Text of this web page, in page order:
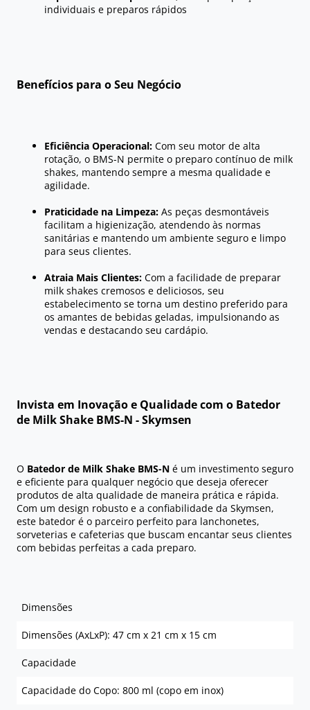
individuais e preparos rápidos
Benefícios para o Seu Negócio
Eficiência Operacional: Com seu motor de alta
rotação, o BMS-N permite o preparo contínuo de milk
shakes, mantendo sempre a mesma qualidade e
agilidade.
Praticidade na Limpeza: As peças desmontáveis
facilitam a higienização, atendendo às normas
sanitárias e mantendo um ambiente seguro e limpo
para seus clientes.
Atraia Mais Clientes: Com a facilidade de preparar
milk shakes cremosos e deliciosos, seu
estabelecimento se torna um destino preferido para
os amantes de bebidas geladas, impulsionando as
vendas e destacando seu cardápio.
Invista em Inovação e Qualidade com o Batedor
de Milk Shake BMS-N - Skymsen
O Batedor de Milk Shake BMS-N é um investimento seguro
e eficiente para qualquer negócio que deseja oferecer
produtos de alta qualidade de maneira prática e rápida.
Com um design robusto e a confiabilidade da Skymsen,
este batedor é o parceiro perfeito para lanchonetes,
sorveterias e cafeterias que buscam encantar seus clientes
com bebidas perfeitas a cada preparo.
Dimensões
Dimensões (AxLxP): 47 cm x 21 cm x 15 cm
Capacidade
Capacidade do Copo: 800 ml (copo em inox)